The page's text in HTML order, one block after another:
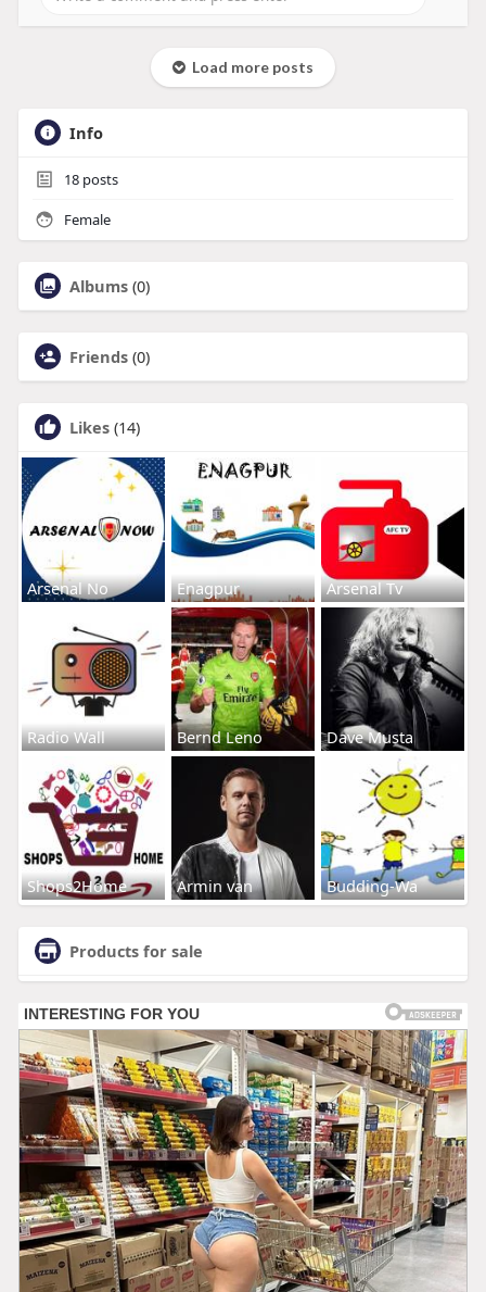
Load more posts
Info
18posts
Female
Albums (0)
Friends (0)
Likes (14)
Arsenal No Enagpur Arsenal Tv
Radio Wall Bernd Leno Dave Musta
Shops2Home Armin van Budding-Wa
Products for sale